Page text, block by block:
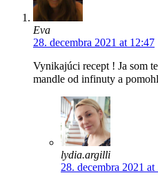
Eva
28. decembra 2021 at 12:47
Vynikajúci recept ! Ja som
mandle od infinuty a
lydia.argilli
28. decembra 2021 at